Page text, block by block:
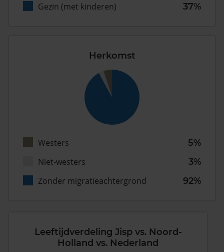
Gezin (met kinderen)
37%
Herkomst
Westers
5%
Niet-westers
3%
Zonder migratieachtergrond
92%
Leeftijdverdeling Jisp vs. Noord-
Holland vs. Nederland